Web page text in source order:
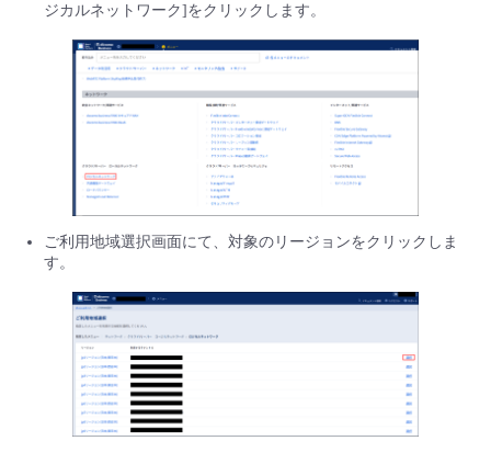
モニタリング/監査
サポート
すべてのメニューを見る
IoT
モニタリング/監査
管理機能
クラウド/サーバー
ネットワーク
モニタリング/監査
すべてのメニューを見る
- 管理機能
■ セットアップガイド
- 初期設定・確認
- 登録情報の管理
- APIリファレンス
- バックアップ
- セキュリティ・監査
- IoT
- マルチクラウド利用
- リモートワーク
- ITインフラストラクチャー
故障/メンテナンス情報
サービス稼働状況
故障/メンテナンス履歴
メンテナンス予定
パートナー
販売パートナー向けプログラム
協業パートナー
トレーニング/操作動画
脱炭素化
ジカルネットワーク]をクリックします。
ご利用地域選択画面にて、対象のリージョンをクリックしま
す。